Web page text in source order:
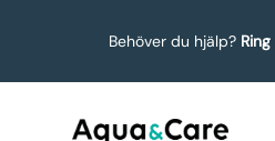
Behöver du hjälp?